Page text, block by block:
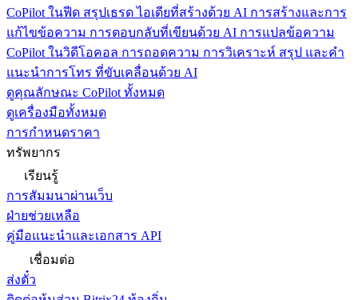
CoPilot ในฟีด สรุปเธรด ไอเดียที่สร้างด้วย AI การสร้างและการ
แก้ไขข้อความ การตอบกลับที่เขียนด้วย AI การแปลข้อความ
CoPilot ในวิดีโอคอล การถอดความ การวิเคราะห์ สรุป และคำ
แนะนำการโทร ที่ขับเคลื่อนด้วย AI
ดูคุณลักษณะ CoPilot ทั้งหมด
ดูเครื่องมือทั้งหมด
การกำหนดราคา
ทรัพยากร
เรียนรู้
การสัมมนาผ่านเว็บ
ฝ่ายช่วยเหลือ
คู่มือแนะนำและเอกสาร API
เชื่อมต่อ
ส่งตั๋ว